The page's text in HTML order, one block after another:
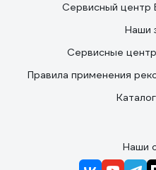
Сервисный центр
Наши
Сервисные
Правила применения
Наши